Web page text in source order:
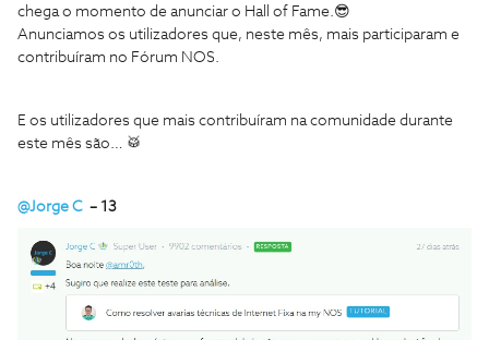
chega o momento de anunciar o Hall of Fame.😎
Anunciamos os utilizadores que, neste mês, mais participaram e
contribuíram no Fórum NOS.
E os utilizadores que mais contribuíram na comunidade durante
este mês são… 🥁
@Jorge C – 13